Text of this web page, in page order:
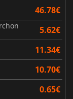
46.78€
5.62€
11.34€
10.70€
0.65€